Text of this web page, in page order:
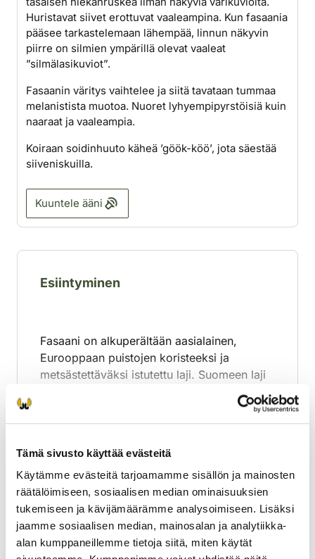
Tämä sivusto käyttää evästeitä
Käytämme evästeitä tarjoamamme sisällön ja mainosten
räätälöimiseen, sosiaalisen median ominaisuuksien
tukemiseen ja kävijämäärämme analysoimiseen. Lisäksi
jaamme sosiaalisen median, mainosalan ja analytiikka-
alan kumppaneillemme tietoja siitä, miten käytät
Huristavat siivet erottuvat vaaleampina. Kun fasaania
pääsee tarkastelemaan lähempää, linnun näkyvin
piirre on silmien ympärillä olevat vaaleat
”silmälasikuviot”.
Fasaanin väritys vaihtelee ja siitä tavataan tummaa
melanistista muotoa. Nuoret lyhyempipyrstöisiä kuin
naaraat ja vaaleampia.
Koiraan soidinhuuto käheä ’göök-köö’, jota säestää
siiveniskuilla.
Kuuntele ääni
Esiintyminen
Fasaani on alkuperältään aasialainen,
Eurooppaan puistojen koristeeksi ja
metsästettäväksi istutettu laji. Suomeen laji
tuotiin viime vuosisadan alussa. Kannan
painopiste on Etelä- ja Länsi-Suomessa, ja
sitä esiintyy aina Lapin läänin eteläosiin
Fasaani viihtyy viljelysmaiden reunoilla,
paketti­pelloilla ja etenkin talvisin jopa
asutuksen keskellä, jolloin se on
ruokintapaikkojen varassa ja tottuu tällöin
hyvin myös ihmisiin. Fasaanit kulkevat usein
pienissä parvissa. Ne eivät koskaan yövy
Ravinto
Jyvät, rikkakasvien siemenet, lehdet,